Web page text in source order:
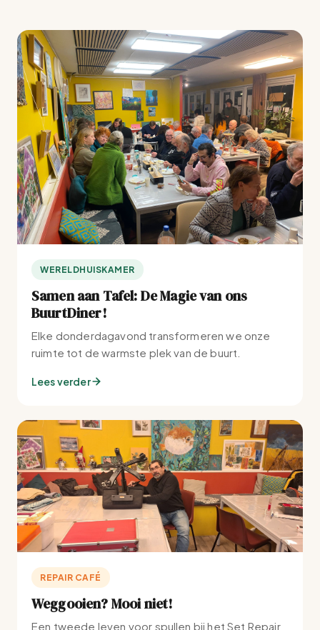
WERELDHUISKAMER
Samen aan Tafel: De Magie van ons
BuurtDiner!
Elke donderdagavond transformeren we onze
ruimte tot de warmste plek van de buurt.
Lees verder
REPAIR CAFÉ
Weggooien? Mooi niet!
Een tweede leven voor spullen bij het Set Repair